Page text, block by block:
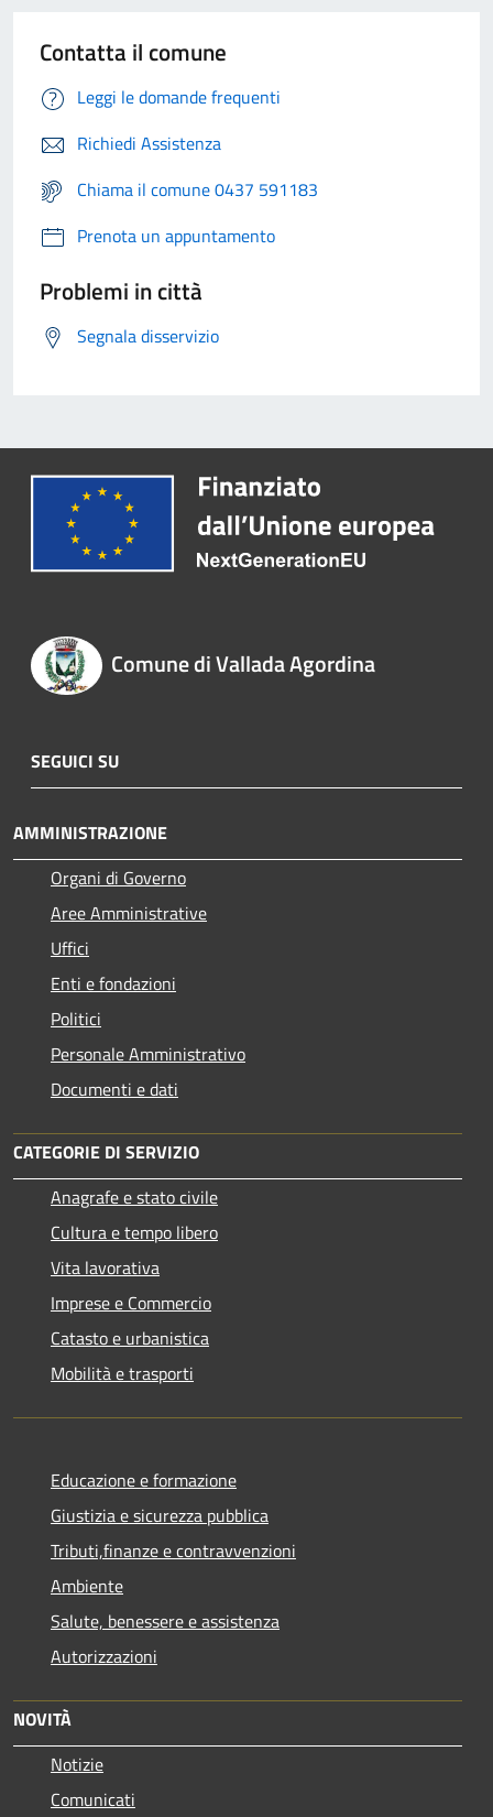
Contatta il comune
Leggi le domande frequenti
Richiedi Assistenza
Chiama il comune 0437 591183
Prenota un appuntamento
Problemi in città
Segnala disservizio
Comune di Vallada Agordina
SEGUICI SU
AMMINISTRAZIONE
Organi di Governo
Aree Amministrative
Uffici
Enti e fondazioni
Politici
Personale Amministrativo
Documenti e dati
CATEGORIE DI SERVIZIO
Anagrafe e stato civile
Cultura e tempo libero
Vita lavorativa
Imprese e Commercio
Catasto e urbanistica
Mobilità e trasporti
Educazione e formazione
Giustizia e sicurezza pubblica
Tributi,finanze e contravvenzioni
Ambiente
Salute, benessere e assistenza
Autorizzazioni
NOVITÀ
Notizie
Comunicati